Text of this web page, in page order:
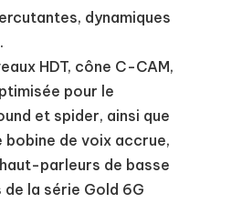
dynamiques
HDT, cône C-CAM,
pour le
et spider, ainsi que
bobine de voix accrue,
parleurs de basse
la série Gold 6G